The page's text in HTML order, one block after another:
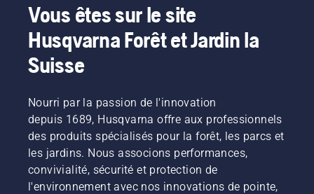
Vous êtes sur le site
Husqvarna Forêt et Jardin la
Suisse
Nourri par la passion de l'innovation
depuis 1689, Husqvarna offre aux professionnels
des produits spécialisés pour la forêt, les parcs et
les jardins. Nous associons performances,
convivialité, sécurité et protection de
l'environnement avec nos innovations de pointe,